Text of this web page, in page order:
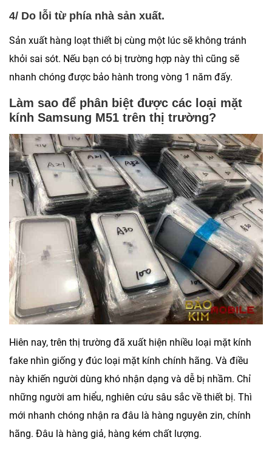
4/ Do lỗi từ phía nhà sản xuất.
Sản xuất hàng loạt thiết bị cùng một lúc sẽ không tránh
khỏi sai sót. Nếu bạn có bị trường hợp này thì cũng sẽ
nhanh chóng được bảo hành trong vòng 1 năm đấy.
Làm sao để phân biệt được các loại mặt
kính Samsung M51 trên thị trường?
Hiên nay, trên thị trường đã xuất hiện nhiều loại mặt kính
fake nhìn giống y đúc loại mặt kính chính hãng. Và điều
này khiến người dùng khó nhận dạng và dễ bị nhầm. Chỉ
những người am hiểu, nghiên cứu sâu sắc về thiết bị. Thì
mới nhanh chóng nhận ra đâu là hàng nguyên zin, chính
hãng. Đâu là hàng giả, hàng kém chất lượng.